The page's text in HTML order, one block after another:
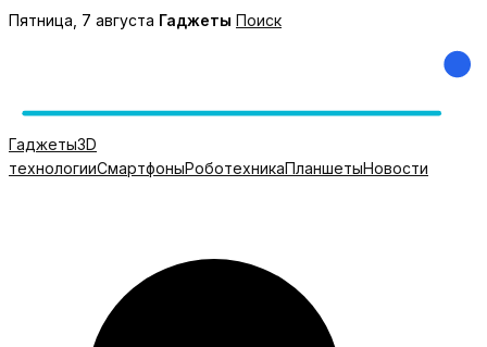
Перейти
Пятница, 7 августа Гаджеты Поиск
Гаджеты3D
технологииСмартфоныРоботехникаПланшетыНовости